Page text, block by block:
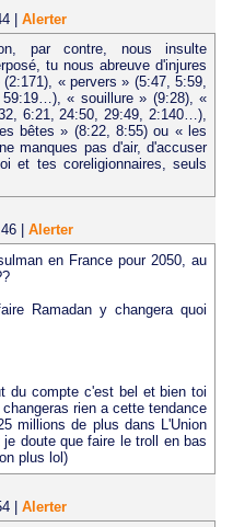
| Alerter
par contre, nous insulte
tu nous abreuve d'injures
« pervers » (5:47, 5:59,
« souillure » (9:28), «
6:21, 24:50, 29:49, 2:140…),
bêtes » (8:22, 8:55) ou « les
manques pas d'air, d'accuser
et tes coreligionnaires, seuls
Alerter
en France pour 2050, au
Ramadan y changera quoi
du compte c'est bel et bien toi
rien a cette tendance
millions de plus dans L'Union
doute que faire le troll en bas
plus lol)
Alerter